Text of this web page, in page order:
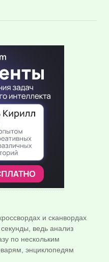
и сканвордах
ведь анализ
по нескольким
энциклопедям